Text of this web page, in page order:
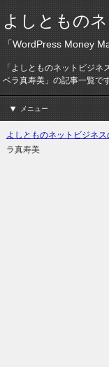
よしともの
「WordPress Money
「よしとものネットビジ
ベラ真寿美」の記事一覧で
メニュー
よしとものネットビジネ
ラ真寿美